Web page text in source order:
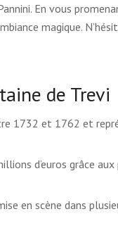
En vous
magique.
de Trevi
1732 et 1762 et
d’euros grâce
en scène dans